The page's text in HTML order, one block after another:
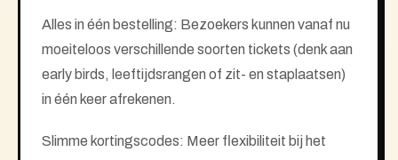
Alles in één bestelling: Bezoekers kunnen vanaf nu
moeiteloos verschillende soorten tickets (denk aan
early birds, leeftijdsrangen of zit- en staplaatsen)
in één keer afrekenen.
Slimme kortingscodes: Meer flexibiliteit bij het